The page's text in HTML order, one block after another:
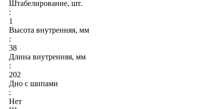
Штабелирование, шт.
:
1
Высота внутренняя, мм
:
38
Длина внутренняя, мм
:
202
Дно с шипами
:
Нет